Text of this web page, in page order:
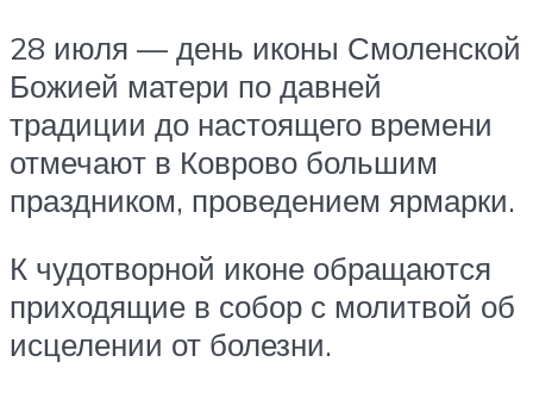
28 июля — день иконы Смоленской
Божией матери по давней
традиции до настоящего времени
отмечают в Коврово большим
праздником, проведением ярмарки.
К чудотворной иконе обращаются
приходящие в собор с молитвой об
исцелении от болезни.